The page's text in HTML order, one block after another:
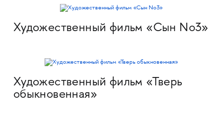
Художественный фильм «Сын No3»
Художественный фильм «Тверь
обыкновенная»